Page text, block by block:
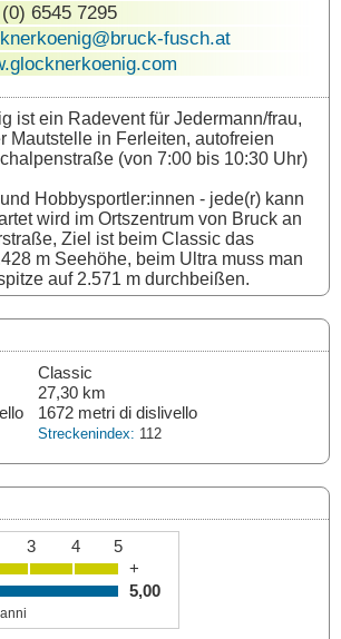
6545 7295
fusch.at
ist ein Radevent für Jedermann/frau,
Mautstelle in Ferleiten, autofreien
(von 7:00 bis 10:30 Uhr)
Hobbysportler:innen - jede(r) kann
wird im Ortszentrum von Bruck an
Ziel ist beim Classic das
m Seehöhe, beim Ultra muss man
auf 2.571 m durchbeißen.
Classic
27,30 km
1672 metri di dislivello
Streckenindex: 112
3 4
5
+
5,00